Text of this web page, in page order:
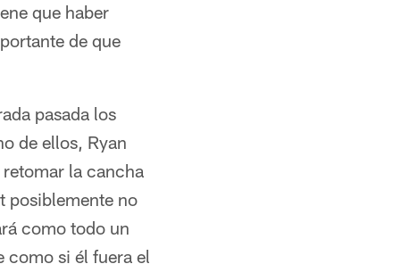
que haber
de que
pasada los
de ellos, Ryan
la cancha
posiblemente no
como todo un
como si él fuera el